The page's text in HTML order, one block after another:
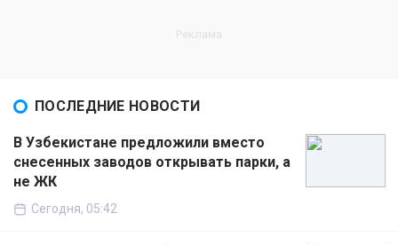
ПОСЛЕДНИЕ НОВОСТИ
В Узбекистане предложили вместо
снесенных заводов открывать парки, а
не ЖК
Сегодня, 05:42